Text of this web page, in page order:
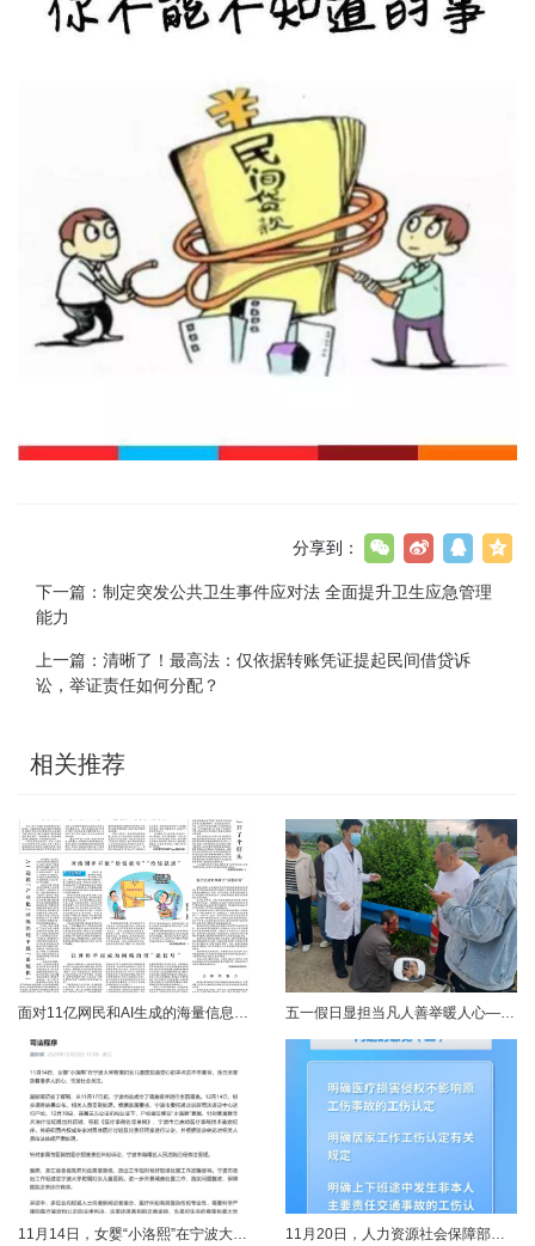
分享到：
下一篇： 制定突发公共卫生事件应对法 全面提升卫生应急管理
能力
上一篇： 清晰了！最高法：仅依据转账凭证提起民间借贷诉
讼，举证责任如何分配？
相关推荐
面对11亿网民和AI生成的海量信息，如何更有效地打击色情、赌博、侵权、谣言等不良信息，确保网民的安全感和获得感持续“在线”？对这一网络治理之问，网信部门给出了清晰答案：用好网络举报这一关键抓手，推动“被动受理”转向“主动共治”，让群众监督的“微光”汇聚成净化网络生态的“洪流”。网络空间点多、线长、面广，平台规则再严密，监管部门再“给力”，也会有偶尔覆盖不到的角落。然而，在人民群众的敏锐感知面前，不...... 五一假日显担当凡人善举暖人心——渑池两名公职人员路遇车祸紧急施救2026年5月2日，五一假期期间，渑池县林业局职工范文杰、城管局职工关磊途经洛宁县景阳镇孙洞村时，偶遇一起交通事故。现场汽车与电动车相撞，骑行车主倒地受伤、头部流血，情况十分危急。危急时刻，二人毫不犹豫靠边停车，迅速上前查看伤情、安抚伤者，现场设置警戒防范二次事故，同步拨打120、110并联系伤者家属，全程坚守陪护、有序处置。直至家属......